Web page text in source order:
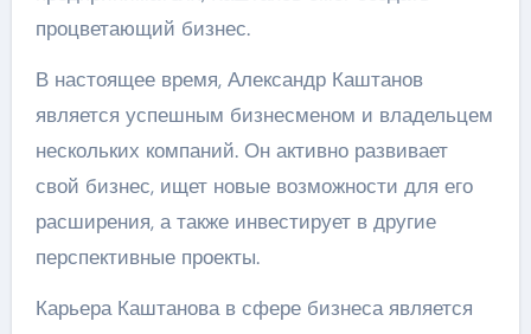
процветающий бизнес.
В настоящее время, Александр Каштанов
является успешным бизнесменом и владельцем
нескольких компаний. Он активно развивает
свой бизнес, ищет новые возможности для его
расширения, а также инвестирует в другие
перспективные проекты.
Карьера Каштанова в сфере бизнеса является